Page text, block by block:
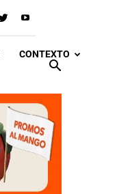
CONTEXTO